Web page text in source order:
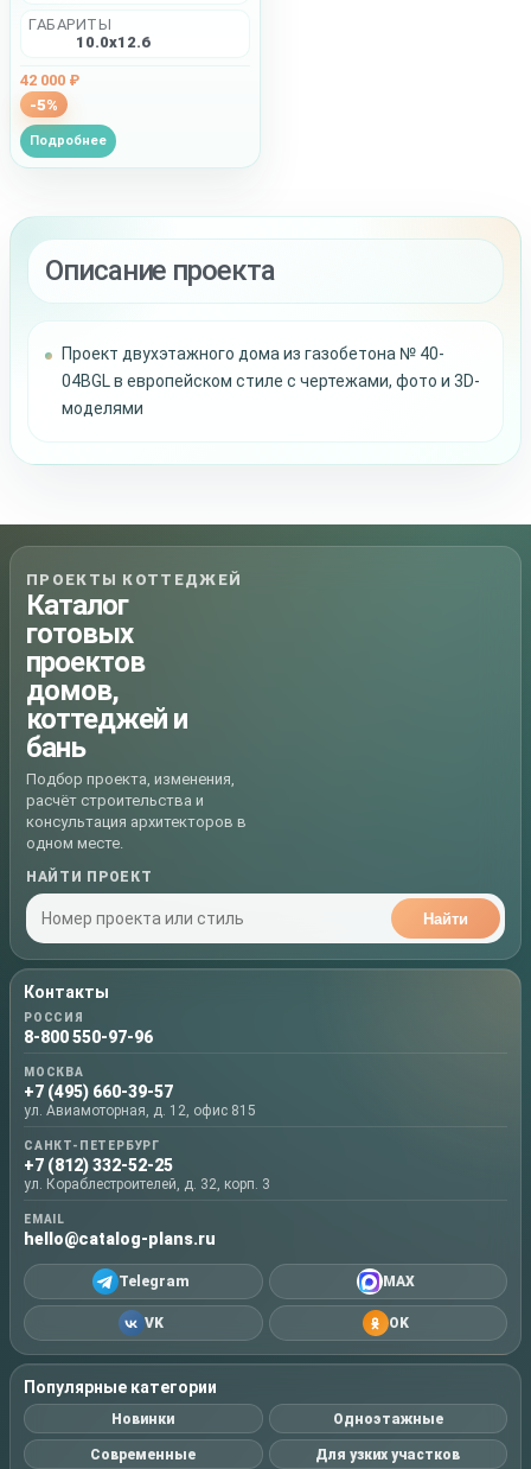
ГАБАРИТЫ
10.0x12.6
42 000 ₽
-5%
Подробнее
Описание проекта
Проект двухэтажного дома из газобетона № 40-
04BGL в европейском стиле с чертежами, фото и 3D-
моделями
ПРОЕКТЫ КОТТЕДЖЕЙ
Каталог
готовых
проектов
домов,
коттеджей и
бань
Подбор проекта, изменения,
расчёт строительства и
консультация архитекторов в
одном месте.
НАЙТИ ПРОЕКТ
Найти
Контакты
РОССИЯ
8-800 550-97-96
МОСКВА
+7 (495) 660-39-57
ул. Авиамоторная, д. 12, офис 815
САНКТ-ПЕТЕРБУРГ
+7 (812) 332-52-25
ул. Кораблестроителей, д. 32, корп. 3
EMAIL
hello@catalog-plans.ru
Telegram MAX
VK OK
Популярные категории
Новинки Одноэтажные
Современные Для узких участков